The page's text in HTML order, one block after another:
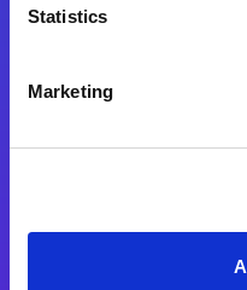
Statistics
Marketing
Magic